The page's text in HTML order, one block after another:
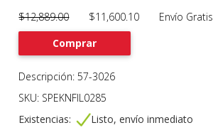
$12,889.00$11,600.10 Envío Gratis
Comprar
Descripción: 57-3026
SKU: SPEKNFIL0285
Existencias:
Listo, envío inmediato